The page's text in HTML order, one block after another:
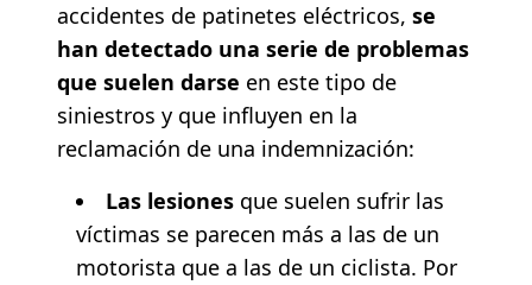
accidentes de patinetes eléctricos, se
han detectado una serie de problemas
que suelen darse en este tipo de
siniestros y que influyen en la
reclamación de una indemnización:
Las lesiones que suelen sufrir las
víctimas se parecen más a las de un
motorista que a las de un ciclista. Por